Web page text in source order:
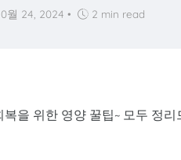
월 24, 2024 • 2 min read
을 위한 영양 꿀팁~ 모두 정리